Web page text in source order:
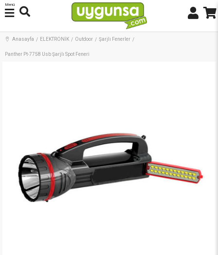
Menü
Anasayfa ELEKTRONİK Outdoor Şarjlı Fenerler
Panther Pt-7758 Usb Şarjlı Spot Feneri